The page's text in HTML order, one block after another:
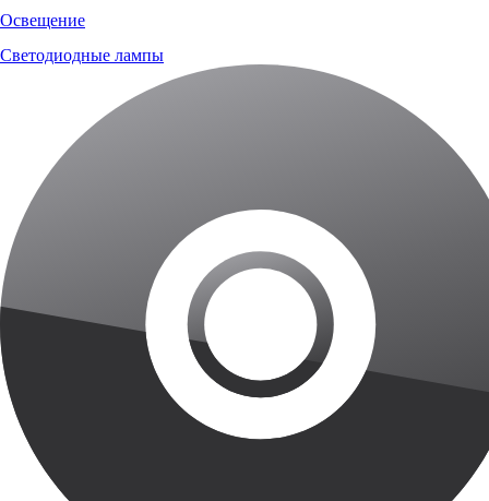
Освещение
Светодиодные лампы